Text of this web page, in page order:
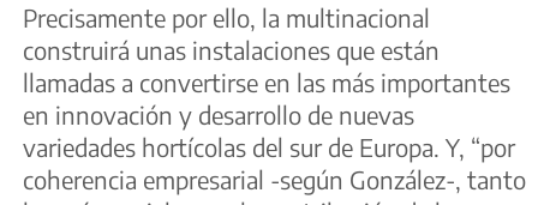
Precisamente por ello, la multinacional
construirá unas instalaciones que están
llamadas a convertirse en las más importantes
en innovación y desarrollo de nuevas
variedades hortícolas del sur de Europa. Y, “por
coherencia empresarial -según González-, tanto